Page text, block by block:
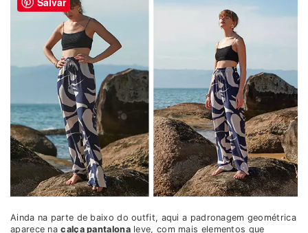
Ainda na parte de baixo do outfit, aqui a padronagem geométrica
aparece nacalça pantalonaleve, com mais elementos que